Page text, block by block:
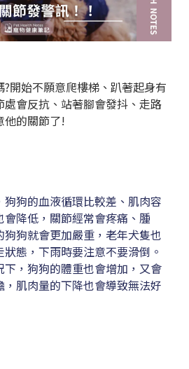
開始不願意爬樓梯、趴著起身有
會反抗、站著腳會發抖、走路
他的關節了!
狗的血液循環比較差、肌肉容
降低，關節經常會疼痛、腫
狗就會更加嚴重，老年犬隻也
態，下雨時要注意不要滑倒。
，狗狗的體重也會增加，又會
肌肉量的下降也會導致無法好